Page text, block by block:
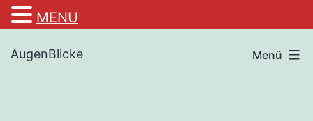
Inhalt
AugenBlicke Menü
MENU